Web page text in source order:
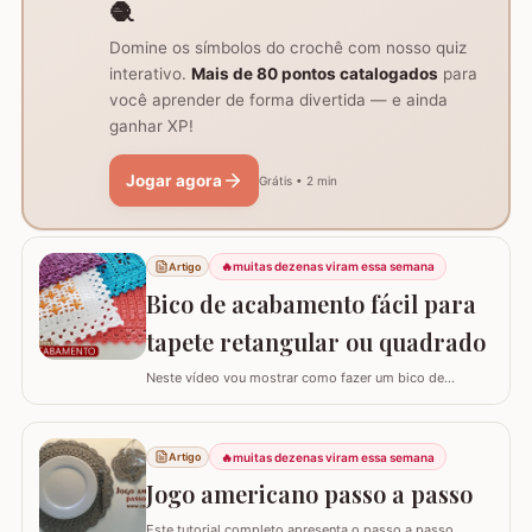
🧶
Domine os símbolos do crochê com nosso quiz
interativo. Mais de 80 pontos catalogados para
você aprender de forma divertida — e ainda
ganhar XP!
Jogar agora Grátis • 2 min
Artigo 🔥muitas dezenas viram essa semana
Bico de acabamento fácil para
tapete retangular ou quadrado
Neste vídeo vou mostrar como fazer um bico de
retangular ou quadrado. Fiz o bico de acabamento em 4
modelos de tapete com tamanhos e larguras diferentes
e assim consigo explicar algumas formas fáceis de
adaptar para outros tamanhos. No vídeo utilizei…
Artigo 🔥muitas dezenas viram essa semana
Jogo americano passo a passo